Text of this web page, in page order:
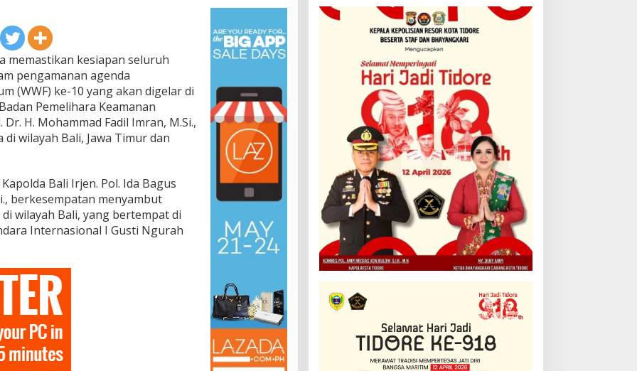
memastikan kesiapan seluruh
pengamanan agenda
(WWF) ke-10 yang akan digelar di
Pemelihara Keamanan
H. Mohammad Fadil Imran, M.Si.,
wilayah Bali, Jawa Timur dan
Bali Irjen. Pol. Ida Bagus
berkesempatan menyambut
wilayah Bali, yang bertempat di
Internasional I Gusti Ngurah